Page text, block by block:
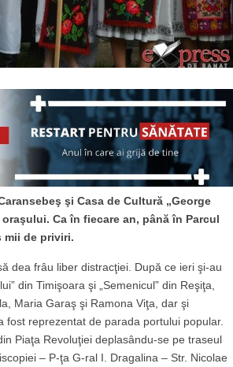
şi Casa de Cultură „George
Ca în fiecare an, până în Parcul
mii de priviri.
dea frâu liber distracţiei. După ce ieri şi-au
din Timişoara şi „Semenicul” din Reşiţa,
Maria Garaş şi Ramona Viţa, dar şi
reprezentat de parada portului popular.
Piaţa Revoluţiei deplasându-se pe traseul
– P-ţa G-ral I. Dragalina – Str. Nicolae